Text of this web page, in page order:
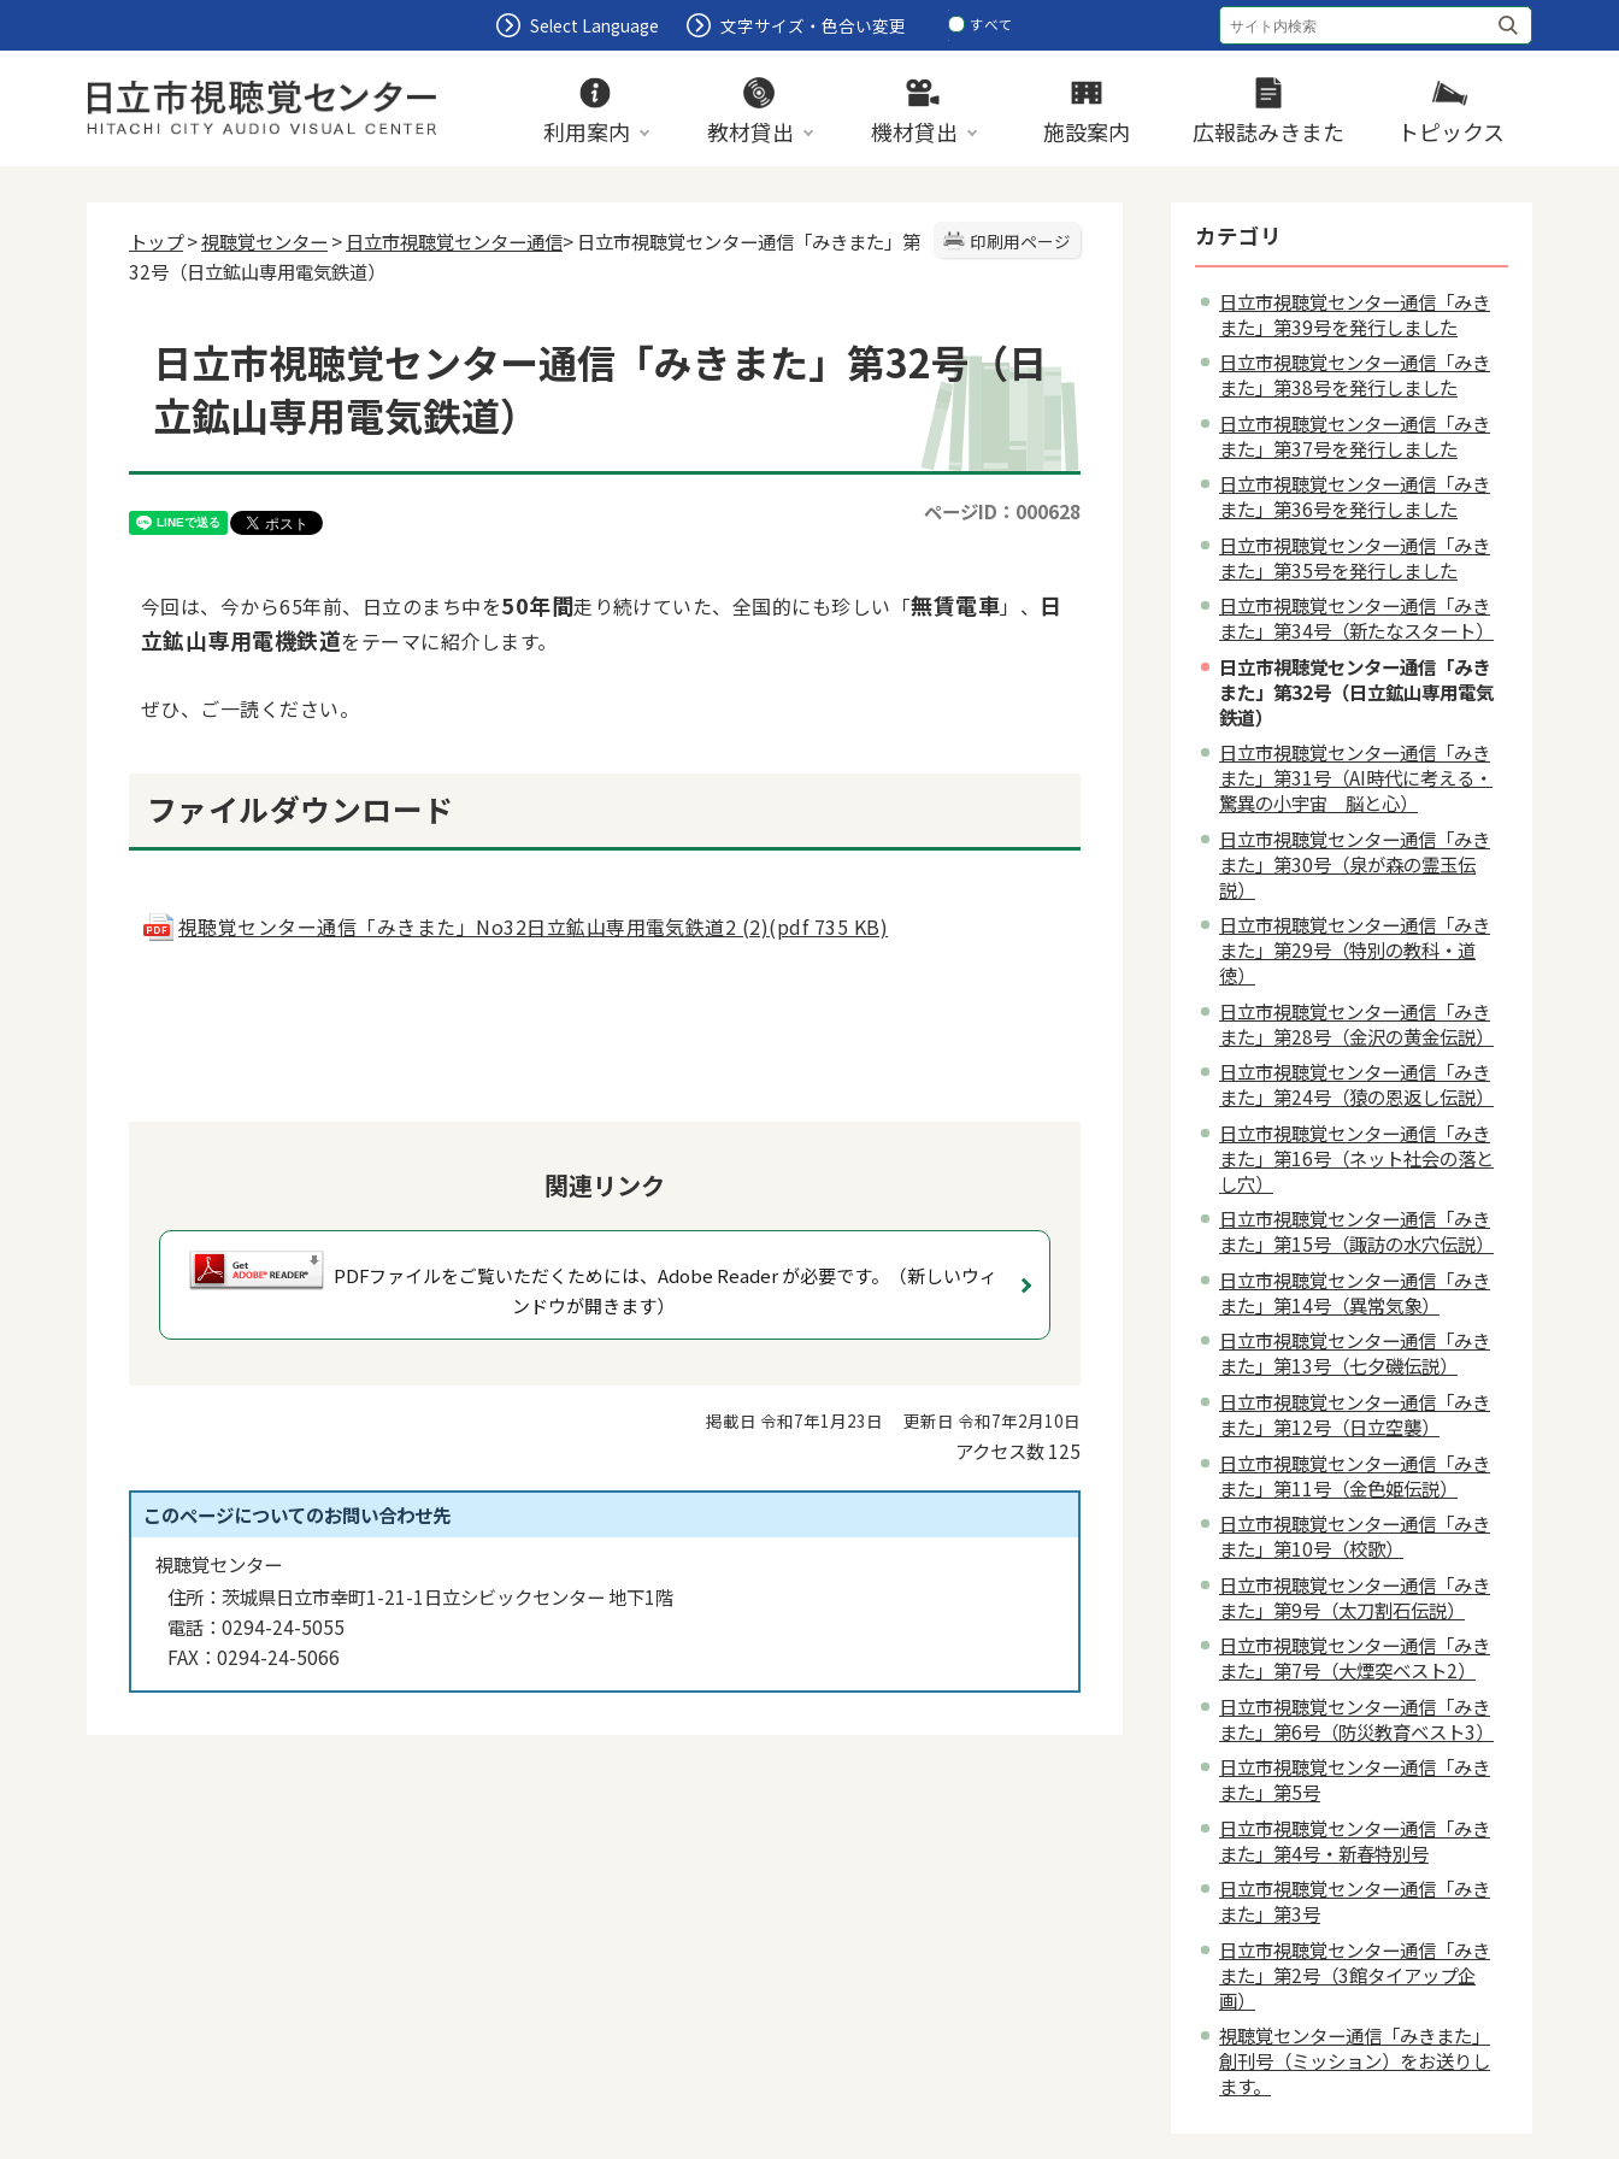
Select Language 文字サイズ・色合い変更
すべて
ページ
利用案内 教材貸出 機材貸出 施設案内 広報誌みきまた トピックス
印刷用ページ
トップ>視聴覚センター > 日立市視聴覚センター通信> 日立市視聴覚センター通信「みきまた」第
32号（日立鉱山専用電気鉄道）
日立市視聴覚センター通信「みきまた」第32号（日
立鉱山専用電気鉄道）
ページID：000628
今回は、今から65年前、日立のまち中を50年間走り続けていた、全国的にも珍しい「無賃電車」、 日
立鉱山専用電機鉄道をテーマに紹介します。
ぜひ、ご一読ください。
ファイルダウンロード
視聴覚センター通信「みきまた」No32日立鉱山専用電気鉄道2 (2)(pdf 735 KB)
関連リンク
PDFファイルをご覧いただくためには、Adobe Reader が必要です。（新しいウィ
ンドウが開きます）
掲載日 令和7年1月23日 更新日 令和7年2月10日
アクセス数125
このページについてのお問い合わせ先
視聴覚センター
住所： 茨城県日立市幸町1-21-1日立シビックセンター 地下1階
電話： 0294-24-5055
FAX： 0294-24-5066
カテゴリ
日立市視聴覚センター通信「みき
また」第39号を発行しました
日立市視聴覚センター通信「みき
また」第38号を発行しました
日立市視聴覚センター通信「みき
また」第37号を発行しました
日立市視聴覚センター通信「みき
また」第36号を発行しました
日立市視聴覚センター通信「みき
また」第35号を発行しました
日立市視聴覚センター通信「みき
また」第34号（新たなスタート）
日立市視聴覚センター通信「みき
また」第32号（日立鉱山専用電気
鉄道）
日立市視聴覚センター通信「みき
また」第31号（AI時代に考える・
驚異の小宇宙 脳と心）
日立市視聴覚センター通信「みき
また」第30号（泉が森の霊玉伝
説）
日立市視聴覚センター通信「みき
また」第29号（特別の教科・道
徳）
日立市視聴覚センター通信「みき
また」第28号（金沢の黄金伝説）
日立市視聴覚センター通信「みき
また」第24号（猿の恩返し伝説）
日立市視聴覚センター通信「みき
また」第16号（ネット社会の落と
し穴）
日立市視聴覚センター通信「みき
また」第15号（諏訪の水穴伝説）
日立市視聴覚センター通信「みき
また」第14号（異常気象）
日立市視聴覚センター通信「みき
また」第13号（七夕磯伝説）
日立市視聴覚センター通信「みき
また」第12号（日立空襲）
日立市視聴覚センター通信「みき
また」第11号（金色姫伝説）
日立市視聴覚センター通信「みき
また」第10号（校歌）
日立市視聴覚センター通信「みき
また」第9号（太刀割石伝説）
日立市視聴覚センター通信「みき
また」第7号（大煙突ベスト2）
日立市視聴覚センター通信「みき
また」第6号（防災教育ベスト3）
日立市視聴覚センター通信「みき
また」第5号
日立市視聴覚センター通信「みき
また」第4号・新春特別号
日立市視聴覚センター通信「みき
また」第3号
日立市視聴覚センター通信「みき
また」第2号（3館タイアップ企
画）
視聴覚センター通信「みきまた」
創刊号（ミッション）をお送りし
ます。